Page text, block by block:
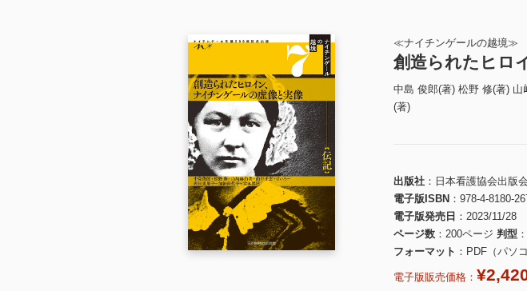
≪ナイチンゲールの越境≫
創造られたヒロ
中島 俊郎(著) 松野 修(著)
(著)
出版社
日本看護協会出版会
電子版ISBN
978-4-8180-
電子版発売日
2023/11/28
ページ数
200ページ 判型
フォーマット
PDF（パソ
電子版販売価格：